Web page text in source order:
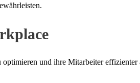
und ihre Mitarbeiter